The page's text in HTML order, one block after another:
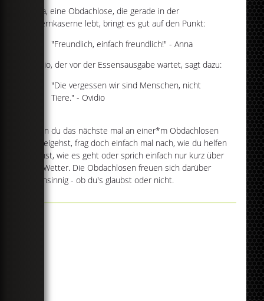
Anna, eine Obdachlose, die gerade in der
Bayernkaserne lebt, bringt es gut auf den Punkt:
"Freundlich, einfach freundlich!" - Anna
Ovidio, der vor der Essensausgabe wartet, sagt dazu:
"Die vergessen wir sind Menschen, nicht
Tiere." - Ovidio
Wenn du das nächste mal an einer*m Obdachlosen
vorbeigehst, frag doch einfach mal nach, wie du helfen
kannst, wie es geht oder sprich einfach nur kurz über
das Wetter. Die Obdachlosen freuen sich darüber
wahnsinnig - ob du's glaubst oder nicht.